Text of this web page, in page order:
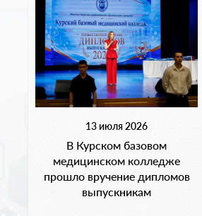
13 июля 2026
В Курском базовом
медицинском колледже
прошло вручение дипломов
выпускникам